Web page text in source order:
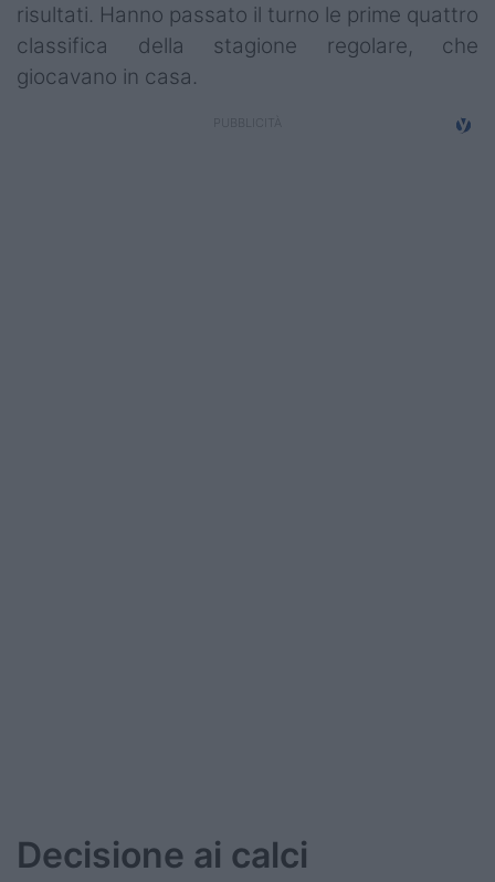
Campionati
Serie A
risultati. Hanno passato il turno le prime quattro
classifica della stagione regolare, che
giocavano in casa.
Decisione ai calci